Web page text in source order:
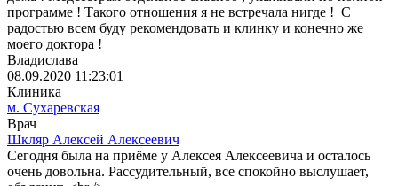
программе ! Такого отношения я не встречала нигде ! С
радостью всем буду рекомендовать и клинку и конечно же
моего доктора !
Владислава
08.09.2020 11:23:01
Клиника
м. Сухаревская
Врач
Шкляр Алексей Алексеевич
Сегодня была на приёме у Алексея Алексеевича и осталось
очень довольна. Рассудительный, все спокойно выслушает,